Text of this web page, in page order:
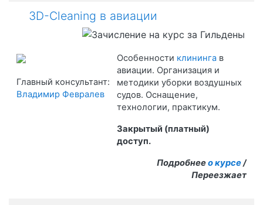
3D-Cleaning в авиации
Особенности клинингав
авиации. Организация и
методики уборки воздушных
судов. Оснащение,
технологии, практикум.
Закрытый (платный)
доступ.
Подробнеео курсе/
Переезжает
Главный консультант:
Владимир Февралев